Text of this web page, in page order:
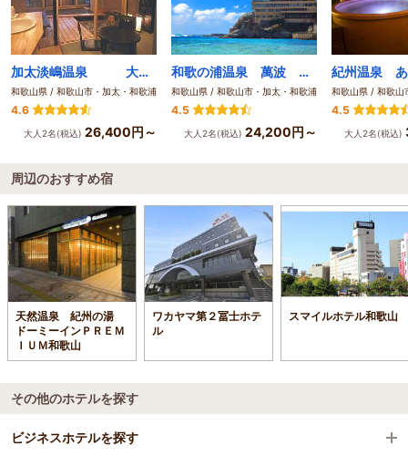
加太淡嶋温泉 大阪屋 ひいなの湯
和歌山県 / 和歌山市・加太・和歌浦
4.6
大人2名(税込) 26,400円～
和歌の浦温泉 萬波 MANPA RESORT
和歌山県 / 和歌山市・加太・和歌浦
4.5
大人2名(税込) 24,200円～
和歌山県 / 和歌山
4.5
大人2名(税込)
周辺のおすすめ宿
天然温泉 紀州の湯
ドーミーインＰＲＥＭ
ＩＵＭ和歌山
ワカヤマ第２冨士ホテ
ル
スマイルホテル和歌山
その他のホテルを探す
ビジネスホテルを探す